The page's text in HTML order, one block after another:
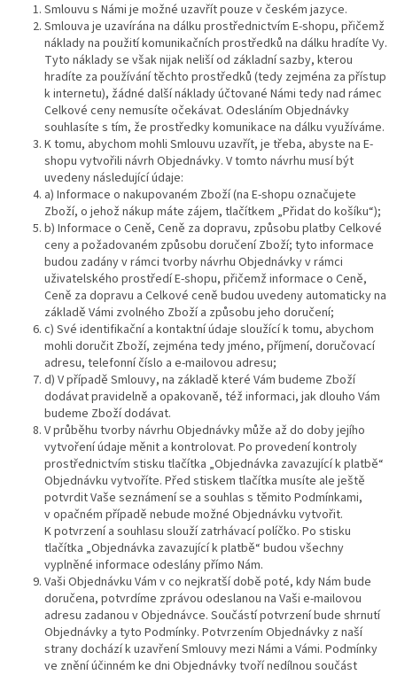
Smlouvu s Námi je možné uzavřít pouze v českém jazyce.
Smlouva je uzavírána na dálku prostřednictvím E-shopu, přičemž
náklady na použití komunikačních prostředků na dálku hradíte Vy.
Tyto náklady se však nijak neliší od základní sazby, kterou
hradíte za používání těchto prostředků (tedy zejména za přístup
k internetu), žádné další náklady účtované Námi tedy nad rámec
Celkové ceny nemusíte očekávat. Odesláním Objednávky
souhlasíte s tím, že prostředky komunikace na dálku využíváme.
K tomu, abychom mohli Smlouvu uzavřít, je třeba, abyste na E-
shopu vytvořili návrh Objednávky. V tomto návrhu musí být
uvedeny následující údaje:
a) Informace o nakupovaném Zboží (na E-shopu označujete
Zboží, o jehož nákup máte zájem, tlačítkem „Přidat do košíku“);
b) Informace o Ceně, Ceně za dopravu, způsobu platby Celkové
ceny a požadovaném způsobu doručení Zboží; tyto informace
budou zadány v rámci tvorby návrhu Objednávky v rámci
uživatelského prostředí E-shopu, přičemž informace o Ceně,
Ceně za dopravu a Celkové ceně budou uvedeny automaticky na
základě Vámi zvolného Zboží a způsobu jeho doručení;
c) Své identifikační a kontaktní údaje sloužící k tomu, abychom
mohli doručit Zboží, zejména tedy jméno, příjmení, doručovací
adresu, telefonní číslo a e-mailovou adresu;
d) V případě Smlouvy, na základě které Vám budeme Zboží
dodávat pravidelně a opakovaně, též informaci, jak dlouho Vám
budeme Zboží dodávat.
V průběhu tvorby návrhu Objednávky může až do doby jejího
vytvoření údaje měnit a kontrolovat. Po provedení kontroly
prostřednictvím stisku tlačítka „Objednávka zavazující k platbě“
Objednávku vytvoříte. Před stiskem tlačítka musíte ale ještě
potvrdit Vaše seznámení se a souhlas s těmito Podmínkami,
v opačném případě nebude možné Objednávku vytvořit.
K potvrzení a souhlasu slouží zatrhávací políčko. Po stisku
tlačítka „Objednávka zavazující k platbě“ budou všechny
vyplněné informace odeslány přímo Nám.
Vaši Objednávku Vám v co nejkratší době poté, kdy Nám bude
doručena, potvrdíme zprávou odeslanou na Vaši e-mailovou
adresu zadanou v Objednávce. Součástí potvrzení bude shrnutí
Objednávky a tyto Podmínky. Potvrzením Objednávky z naší
strany dochází k uzavření Smlouvy mezi Námi a Vámi. Podmínky
ve znění účinném ke dni Objednávky tvoří nedílnou součást